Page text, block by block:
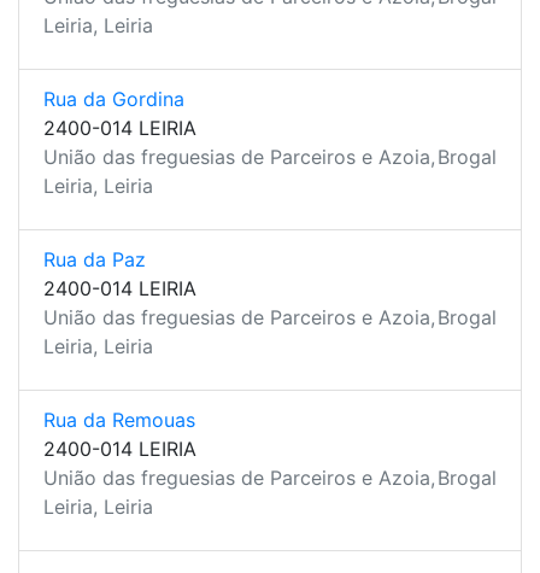
Leiria, Leiria
Rua da Gordina
2400-014 LEIRIA
União das freguesias de Parceiros e Azoia,
Leiria, Leiria
Brogal
Rua da Paz
2400-014 LEIRIA
União das freguesias de Parceiros e Azoia,
Leiria, Leiria
Brogal
Rua da Remouas
2400-014 LEIRIA
União das freguesias de Parceiros e Azoia,
Leiria, Leiria
Brogal